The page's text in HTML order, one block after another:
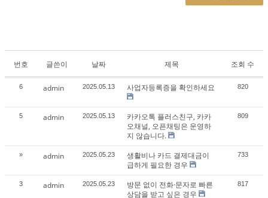
번호 글쓴이 날짜 제목 조회 수
6 admin 2025.05.13 사업자등록증을 확인하세요 820
5 admin 2025.05.13
카카오톡 플러스친구, 카카
오채널, 오픈채팅은 운영하
지 않습니다.
809
» admin 2025.05.23
생활비나 카드 결제대금이
급하게 필요한 경우
733
3 admin 2025.05.23
방문 없이 전화·문자로 빠른
상담을 받고 싶은 경우
817